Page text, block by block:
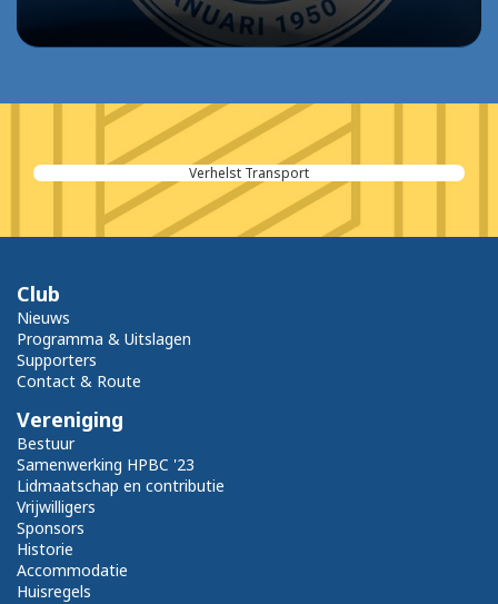
Verhelst Transport
Club
Nieuws
Programma & Uitslagen
Supporters
Contact & Route
Vereniging
Bestuur
Samenwerking HPBC '23
Lidmaatschap en contributie
Vrijwilligers
Sponsors
Historie
Accommodatie
Huisregels